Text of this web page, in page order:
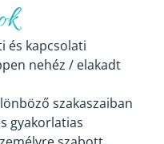
és kapcsolati
nehéz / elakadt
szakaszaiban
gyakorlatias